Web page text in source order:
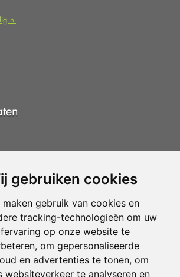
gebruiken cookies
maken gebruik van cookies en
tracking-technologieën om uw
op onze website te
om gepersonaliseerde
en advertenties te tonen, om
websiteverkeer te analyseren en
Update cookies preferences
Deze website is ontwikkeld door AGN
betekent dat u dealgemene voorwaarden
accepteert.